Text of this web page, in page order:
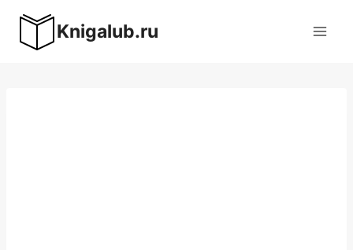
содержимому
Knigalub.ru